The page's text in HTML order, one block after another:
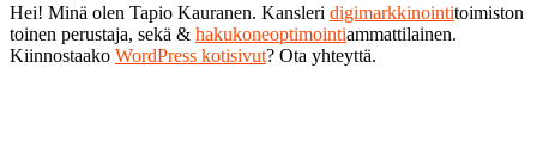
Hei! Minä olen Tapio Kauranen. Kansleri digimarkkinointitoimiston
toinen perustaja, sekä & hakukoneoptimointiammattilainen.
Kiinnostaako WordPress kotisivut? Ota yhteyttä.